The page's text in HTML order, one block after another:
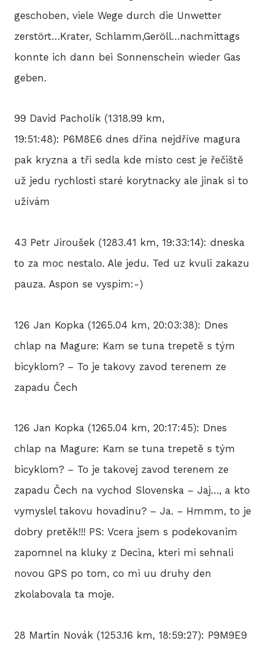
geschoben, viele Wege durch die Unwetter
zerstört…Krater, Schlamm,Geröll…nachmittags
konnte ich dann bei Sonnenschein wieder Gas
geben.
99 David Pacholík (1318.99 km,
19:51:48): P6M8E6 dnes dřina nejdříve magura
pak kryzna a tři sedla kde místo cest je řečiště
už jedu rychlosti staré korytnacky ale jinak si to
užívám
43 Petr Jiroušek (1283.41 km, 19:33:14): dneska
to za moc nestalo. Ale jedu. Ted uz kvuli zakazu
pauza. Aspon se vyspim:-)
126 Jan Kopka (1265.04 km, 20:03:38): Dnes
chlap na Magure: Kam se tuna trepetě s tým
bicyklom? – To je takovy zavod terenem ze
zapadu Čech
126 Jan Kopka (1265.04 km, 20:17:45): Dnes
chlap na Magure: Kam se tuna trepetě s tým
bicyklom? – To je takovej zavod terenem ze
zapadu Čech na vychod Slovenska – Jaj…, a kto
vymyslel takovu hovadinu? – Ja. – Hmmm, to je
dobry pretěk!!! PS: Vcera jsem s podekovanim
zapomnel na kluky z Decina, kteri mi sehnali
novou GPS po tom, co mi uu druhy den
zkolabovala ta moje.
28 Martin Novák (1253.16 km, 18:59:27): P9M9E9